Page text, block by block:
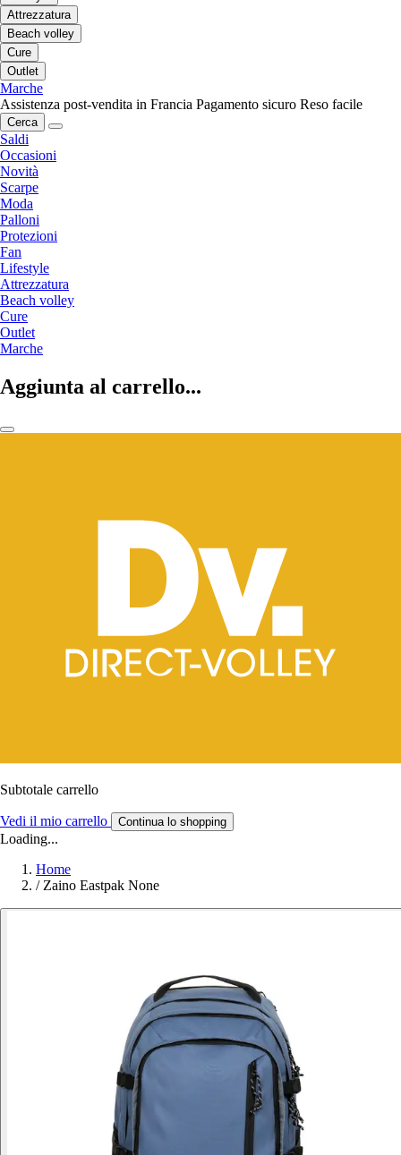
Attrezzatura
Beach volley
Cure
Outlet
Marche
Assistenza post-vendita in Francia Pagamento sicuro Reso facile
Cerca
Saldi
Occasioni
Novità
Scarpe
Moda
Palloni
Protezioni
Fan
Lifestyle
Attrezzatura
Beach volley
Cure
Outlet
Marche
Aggiunta al carrello...
Subtotale carrello
Vedi il mio carrello Continua lo shopping
Loading...
Home
/ Zaino Eastpak None